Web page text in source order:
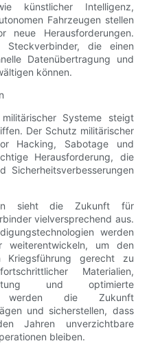
künstlicher Intelligenz,
Fahrzeugen stellen
neue Herausforderungen.
Steckverbinder, die einen
Datenübertragung und
können.
Systeme steigt
Der Schutz militärischer
Hacking, Sabotage und
Herausforderung, die
Sicherheitsverbesserungen
sieht die Zukunft für
vielversprechend aus.
werden
weiterentwickeln, um den
Kriegsführung gerecht zu
Materialien,
und optimierte
werden die Zukunft
und sicherstellen, dass
Jahren unverzichtbare
bleiben.